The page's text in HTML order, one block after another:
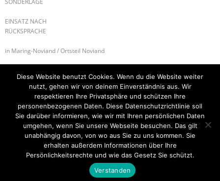
EINSATZ NACH
RÜCKSPRACHE
in Maring-Noviand / Ortsteil Noviand
FF-Maring-Noviand
S-1 SONDERLAGE G-1 AUSLAUFENDE BETRIEBSSTOFFE
Startseite Einsätze Mitglied werden Über uns
Kontakt
Think Up Themes Ltd. Powered by
Diese Website benutzt Cookies. Wenn du die Website weiter
nutzt, gehen wir von deinem Einverständnis aus. Wir
respektieren Ihre Privatsphäre und schützen Ihre
personenbezogenen Daten. Diese Datenschutzrichtlinie soll
Sie darüber informieren, wie wir mit Ihren persönlichen Daten
umgehen, wenn Sie unsere Webseite besuchen. Das gilt
unabhängig davon, von wo aus Sie zu uns kommen. Sie
erhalten außerdem Informationen über Ihre
Persönlichkeitsrechte und wie das Gesetz Sie schützt.
Verstanden